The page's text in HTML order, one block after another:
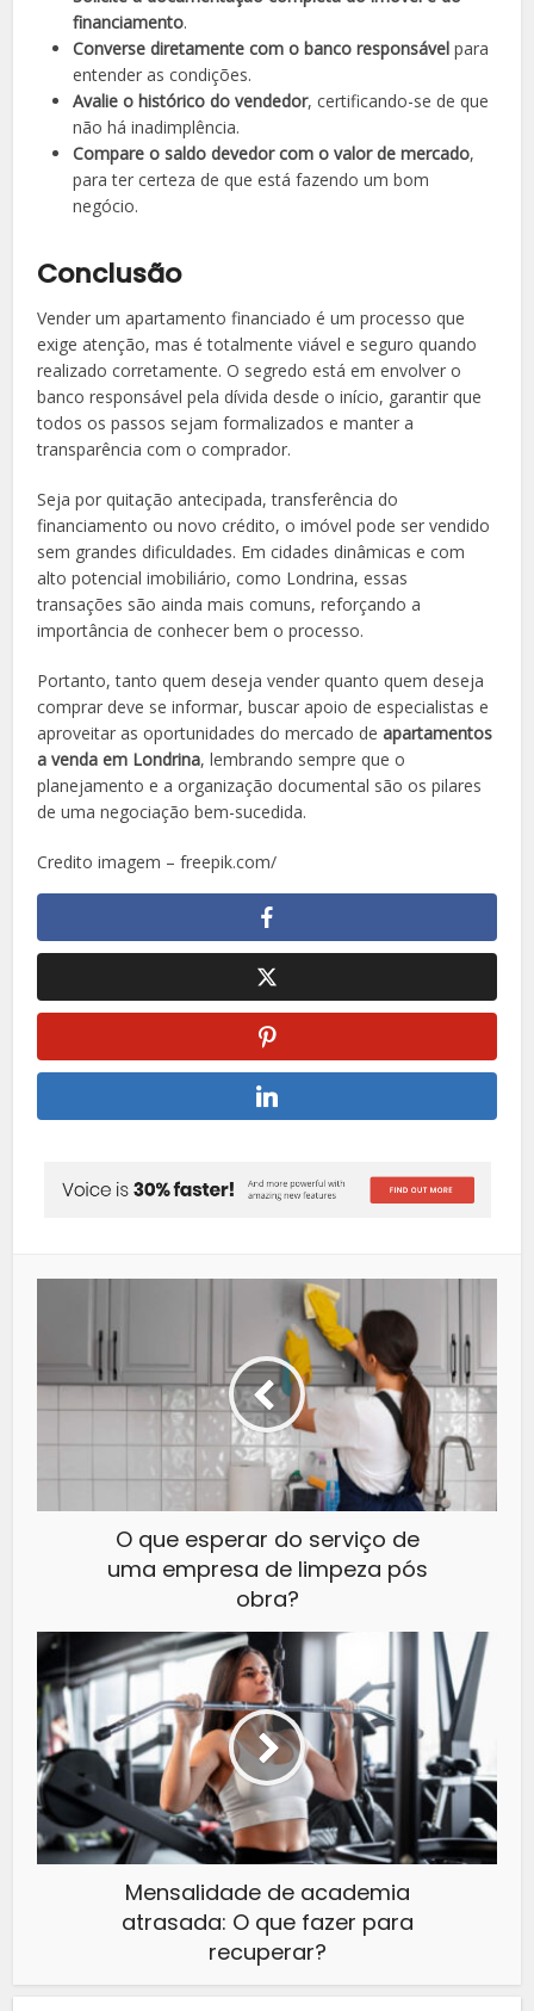
financiamento.
Converse diretamente com o banco responsável para
entender as condições.
Avalie o histórico do vendedor, certificando-se de que
não há inadimplência.
Compare o saldo devedor com o valor de mercado,
para ter certeza de que está fazendo um bom
negócio.
Conclusão
Vender um apartamento financiado é um processo que
exige atenção, mas é totalmente viável e seguro quando
realizado corretamente. O segredo está em envolver o
banco responsável pela dívida desde o início, garantir que
todos os passos sejam formalizados e manter a
transparência com o comprador.
Seja por quitação antecipada, transferência do
financiamento ou novo crédito, o imóvel pode ser vendido
sem grandes dificuldades. Em cidades dinâmicas e com
alto potencial imobiliário, como Londrina, essas
transações são ainda mais comuns, reforçando a
importância de conhecer bem o processo.
Portanto, tanto quem deseja vender quanto quem deseja
comprar deve se informar, buscar apoio de especialistas e
aproveitar as oportunidades do mercado deapartamentos
a venda em Londrina, lembrando sempre que o
planejamento e a organização documental são os pilares
de uma negociação bem-sucedida.
Credito imagem – freepik.com/
O que esperar do serviço de
uma empresa de limpeza pós
obra?
Mensalidade de academia
atrasada: O que fazer para
recuperar?